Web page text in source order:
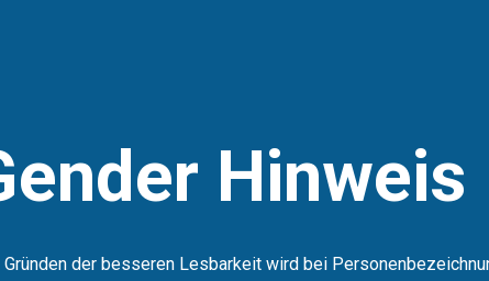
Hinweis
Gründen der besseren Lesbarkeit wird bei